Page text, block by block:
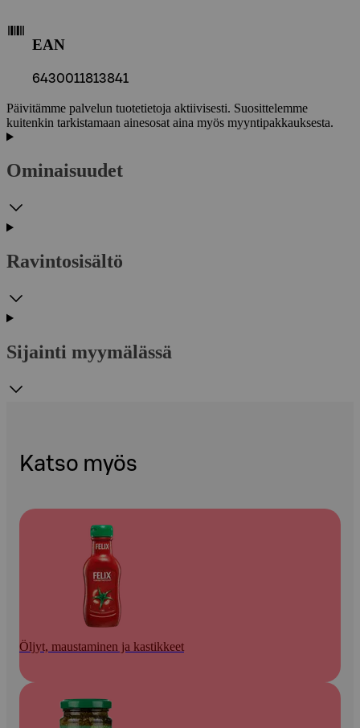
EAN
6430011813841
Päivitämme palvelun tuotetietoja aktiivisesti. Suosittelemme
kuitenkin tarkistamaan ainesosat aina myös myyntipakkauksesta.
Ominaisuudet
Ravintosisältö
Sijainti myymälässä
Katso myös
Öljyt, maustaminen ja kastikkeet